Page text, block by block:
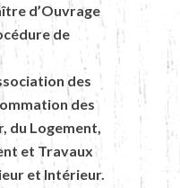
d’Ouvrage
de
des
des
du Logement,
et Travaux
et Intérieur.